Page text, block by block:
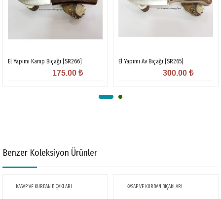
El Yapımı Kamp Bıçağı [SR266]
175.00 ₺
El Yapımı Av Bıçağı [SR265]
300.00 ₺
Benzer Koleksiyon Ürünler
KASAP VE KURBAN BIÇAKLARI KASAP VE KURBAN BIÇAKLARI